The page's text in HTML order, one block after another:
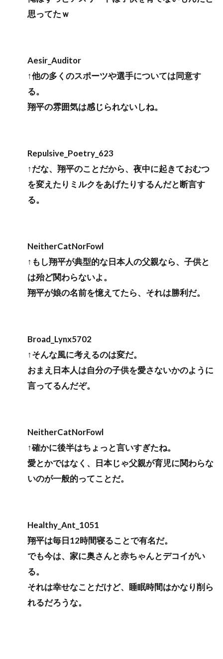
思ってたｗ
Aesir_Auditor
↑他の多くのスポーツや選手については同意す
る。
翔平の雰囲気は感じられないしね。
Repulsive_Poetry_623
↑だな、翔平のことだから、夜中に起きておむつ
を変えたりミルクをあげたりするんだと断言す
る。
NeitherCatNorFowl
↑もし翔平が典型的な日本人の父親なら、子供と
は殆ど関わらないよ。
翔平が娘の名前を憶えてたら、それは勝利だ。
Broad_Lynx5702
↑そんな風に考えるのは変だ。
おまえ日本人は自分の子供を愛さないかのように
言ってるんだぞ。
NeitherCatNorFowl
↑確かに後半はちょっと言いすぎたね。
愛とかではなく、日本じゃ父親が育児に関わらな
いのが一般的ってことだ。
Healthy_Ant_1051
翔平は毎日12時間寝ることで有名だ。
でも今は、家に奥さんと赤ちゃんとデコイがい
る。
それは幸せなことだけど、睡眠時間はかなり削ら
れるだろうな。